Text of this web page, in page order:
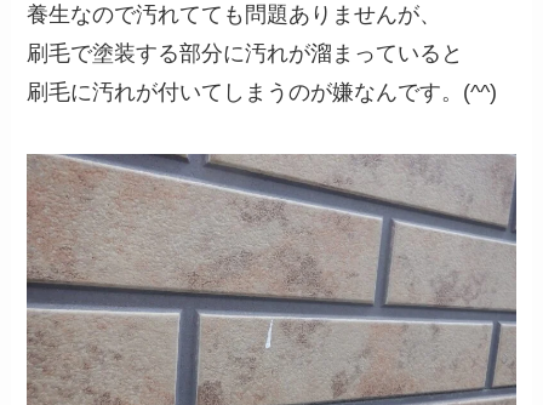
養生なので汚れてても問題ありませんが、
刷毛で塗装する部分に汚れが溜まっていると
刷毛に汚れが付いてしまうのが嫌なんです。(^^)